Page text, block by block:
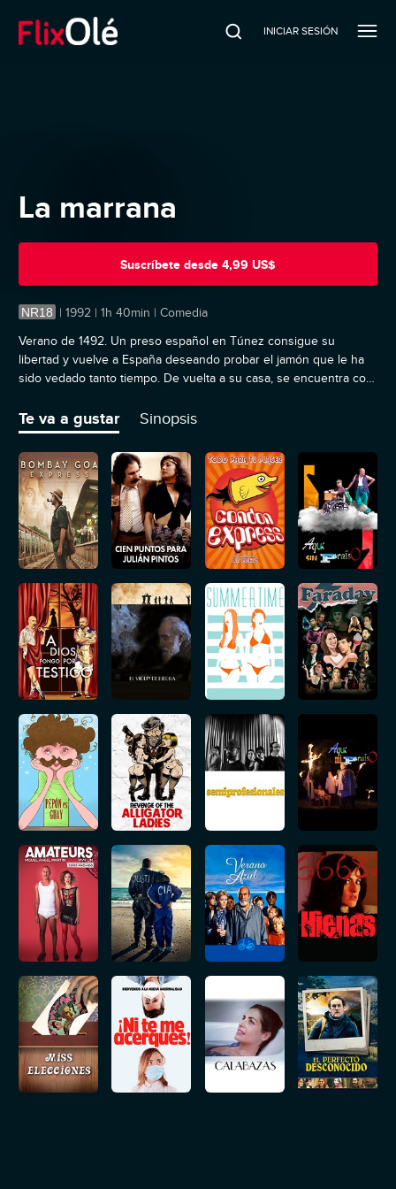
INICIAR SESIÓN
La marrana
Suscríbete desde 4,99 US$
NR18 | 1992 | 1h 40min | Comedia
Verano de 1492. Un preso español en Túnez consigue su
libertad y vuelve a España deseando probar el jamón que le ha
sido vedado tanto tiempo. De vuelta a su casa, se encuentra con
es una marrana.
Te va a gustar Sinopsis